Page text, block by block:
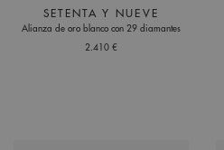
SETENTA Y NUEVE
Alianza de oro blanco con 29 diamantes
2.410 €